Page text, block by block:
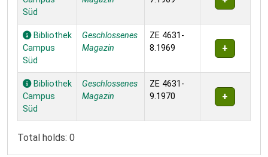
Süd
Bibliothek
Campus
Süd
Geschlossenes
Magazin
ZE 4631-
8.1969
Bibliothek
Campus
Süd
Geschlossenes
Magazin
ZE 4631-
9.1970
Total holds: 0